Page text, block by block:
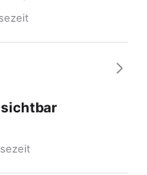
sichtbar